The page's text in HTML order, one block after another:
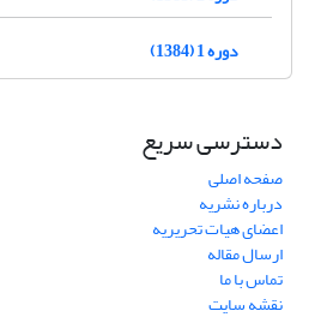
دوره 1 (1384)
دسترسی سریع
صفحه اصلی
درباره نشریه
اعضای هیات تحریریه
ارسال مقاله
تماس با ما
نقشه سایت